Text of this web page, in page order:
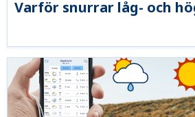
Varför snurrar låg- och